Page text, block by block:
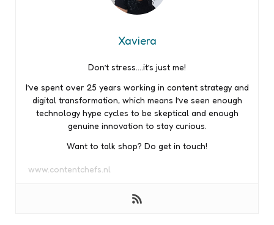
Xaviera
Don’t stress….it’s just me!
I’ve spent over 25 years working in content strategy and
digital transformation, which means I’ve seen enough
technology hype cycles to be skeptical and enough
genuine innovation to stay curious.
Want to talk shop? Do get in touch!
www.contentchefs.nl